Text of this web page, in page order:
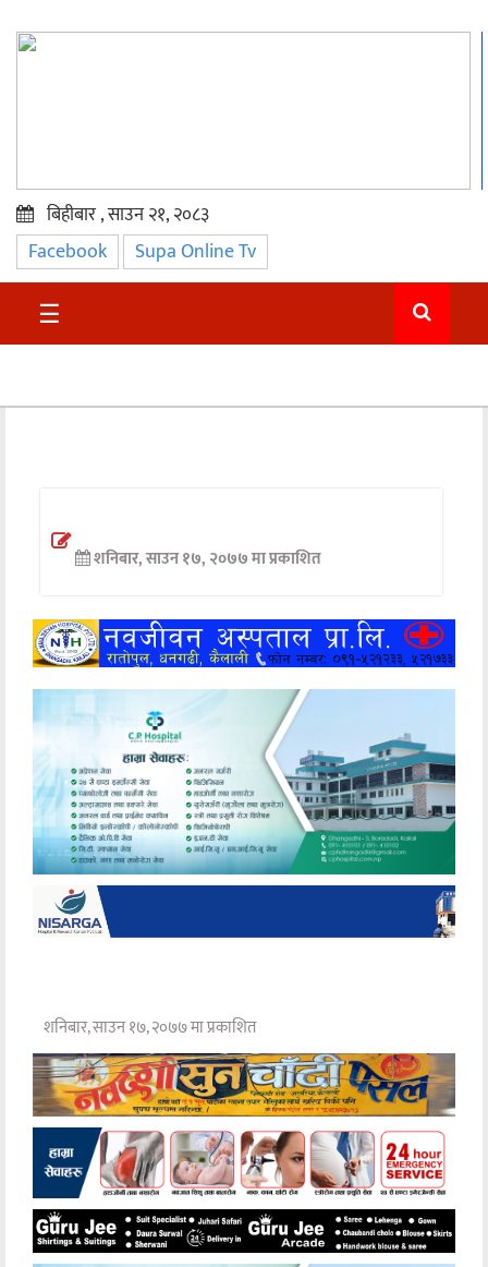
प्रमुख
समाचार
सुदुर
अन्तर्वार्ता
खेलकुद
मनोरञ्जन
अन्य
बिहीबार , साउन २१, २०८३
Facebook Supa Online Tv
☰
शनिबार, साउन १७, २०७७ मा प्रकाशित
शनिबार, साउन १७, २०७७ मा प्रकाशित